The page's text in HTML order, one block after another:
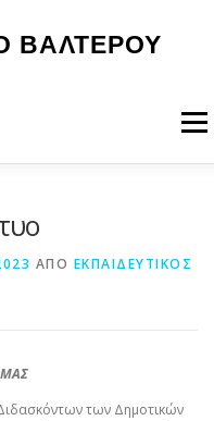
ΒΑΛΤΕΡΟΥ
ΑΠΌ ΕΚΠΑΙΔΕΥΤΙΚΟΣ
ΜΑΣ
των Δημοτικών